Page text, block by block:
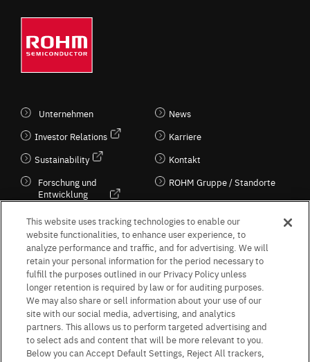
Unternehmen
Investor Relations
Sustainability
Forschung und
Entwicklung
Kultur / Wirtschaft
News
Karriere
Kontakt
ROHM Gruppe / Standorte
Follow Us
Terms & Conditions Purpose of use Privacy Policy
Site Map
AGB (Deutsche Version)
AGB (Englische Version)
This website uses tracking technologies to enable our
website functionalities, to enhance user experience, to
analyze performance and traffic, and for advertising. We will
retain your personal information for the period necessary to
fulfill the purposes outlined in our Privacy Policy unless
longer retention is required by law or for auditing purposes.
We may also share or sell information about your use of our
site with our social media, advertising, and analytics
partners. This allows us to perform targeted advertising and
to select ads and content that will be more relevant to you.
Below you can Accept Default Settings, Reject All trackers,